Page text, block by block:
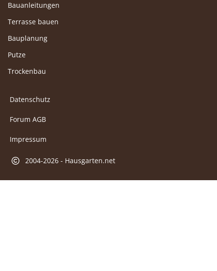
Bauanleitungen
Terrasse bauen
Bauplanung
Putze
Trockenbau
Datenschutz
Forum AGB
Impressum
2004-2026 - Hausgarten.net